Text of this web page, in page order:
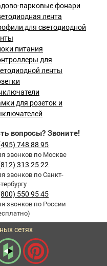
парковые фонари
лента
для светодиодной
питания
для
ленты
для розеток и
вопросы? Звоните!
748 88 95
звонков по Москве
313 25 22
звонков по Санкт-
550 95 45
звонков по России
сетях